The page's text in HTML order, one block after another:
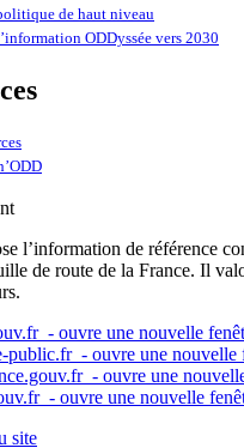
de haut niveau
ODDyssée vers 2030
l’information de référence
de route de la France. Il
- ouvre une nouvelle
public.fr - ouvre une nouvelle
- ouvre une
- ouvre une nouvelle
site